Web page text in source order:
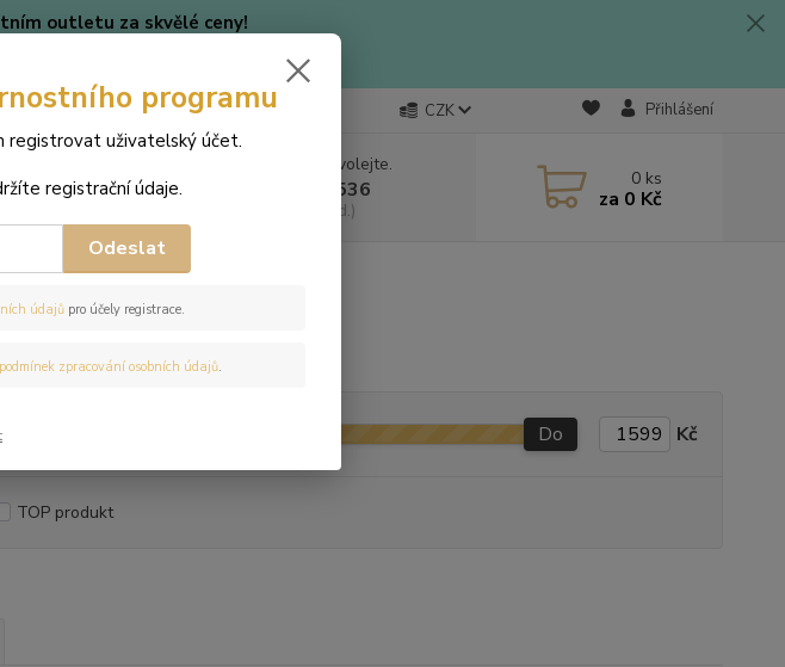
outletu za skvělé ceny!
CZK Přihlášení
Nevíte si rady? Zavolejte.
+420 703 333 536
(Po-Pá, 9-15:30 hod.)
0 ks
za 0 Kč
Do Kč
TOP produkt
programu
registrovat uživatelský účet.
registrační údaje.
Odeslat
údajůpro účely registrace.
podmínek zpracování osobních údajů.